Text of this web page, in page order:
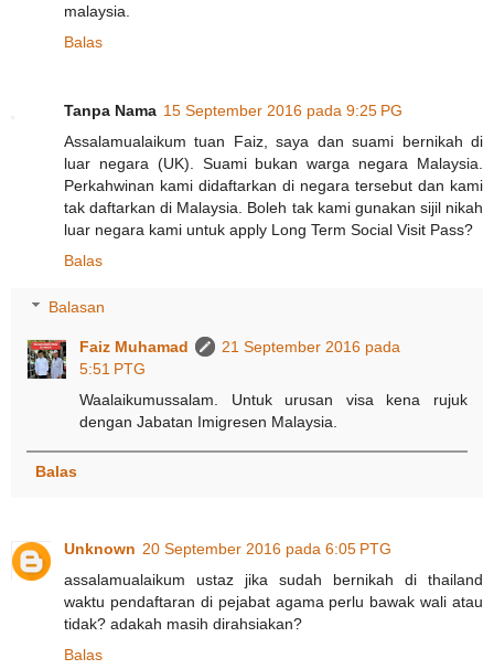
malaysia.
Balas
Tanpa Nama 15 September 2016 pada 9:25 PG
Assalamualaikum tuan Faiz, saya dan suami bernikah di
luar negara (UK). Suami bukan warga negara Malaysia.
Perkahwinan kami didaftarkan di negara tersebut dan kami
tak daftarkan di Malaysia. Boleh tak kami gunakan sijil nikah
luar negara kami untuk apply Long Term Social Visit Pass?
Balas
Balasan
Faiz Muhamad
21 September 2016 pada
5:51 PTG
Waalaikumussalam. Untuk urusan visa kena rujuk
dengan Jabatan Imigresen Malaysia.
Balas
Unknown 20 September 2016 pada 6:05 PTG
assalamualaikum ustaz jika sudah bernikah di thailand
waktu pendaftaran di pejabat agama perlu bawak wali atau
tidak? adakah masih dirahsiakan?
Balas